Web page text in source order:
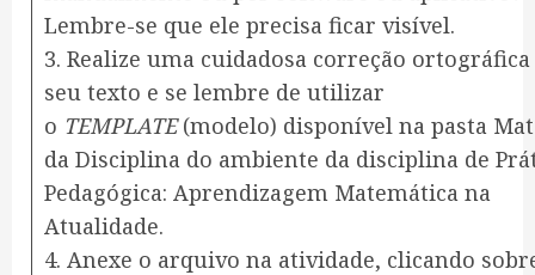
Lembre-se que ele precisa ficar visível.
3. Realize uma cuidadosa correção
seu texto e se lembre de utilizar
o TEMPLATE(modelo) disponível na pasta
da Disciplina do ambiente da disciplina de
Pedagógica: Aprendizagem Matemática na
Atualidade.
4. Anexe o arquivo na atividade, clicando